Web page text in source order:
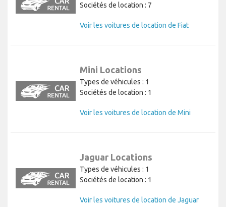
Sociétés de location : 7
Voir les voitures de location de Fiat
Mini Locations
Types de véhicules : 1
Sociétés de location : 1
Voir les voitures de location de Mini
Jaguar Locations
Types de véhicules : 1
Sociétés de location : 1
Voir les voitures de location de Jaguar